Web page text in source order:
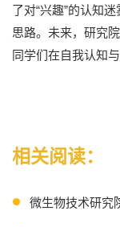
了对“兴趣”的认知
思路。未来，研究
同学们在自我认知
相关阅读：
微生物技术研究